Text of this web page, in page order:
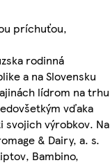
príchuťou,
rodinná
a na Slovensku
lídrom na trhu
vďaka
výrobkov. Na
& Dairy, a. s.
Bambino,